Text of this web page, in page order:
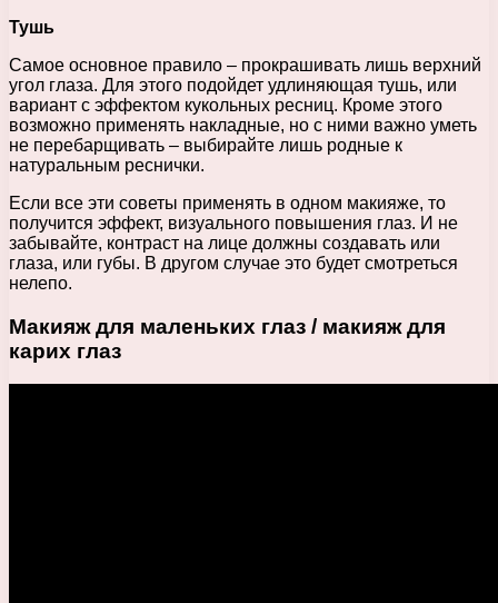
Тушь
Самое основное правило – прокрашивать лишь верхний
угол глаза. Для этого подойдет удлиняющая тушь, или
вариант с эффектом кукольных ресниц. Кроме этого
возможно применять накладные, но с ними важно уметь
не перебарщивать – выбирайте лишь родные к
натуральным реснички.
Если все эти советы применять в одном макияже, то
получится эффект, визуального повышения глаз. И не
забывайте, контраст на лице должны создавать или
глаза, или губы. В другом случае это будет смотреться
нелепо.
Макияж для маленьких глаз / макияж для
карих глаз